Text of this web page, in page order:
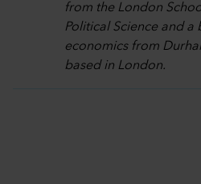
from the London
Political Science and
economics from
based in London.